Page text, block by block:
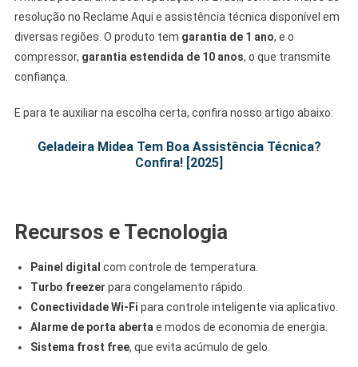
resolução no Reclame Aqui e assistência técnica disponível em
diversas regiões. O produto tem garantia de 1 ano, e o
compressor, garantia estendida de 10 anos, o que transmite
confiança.
E para te auxiliar na escolha certa, confira nosso artigo abaixo:
Geladeira Midea Tem Boa Assistência Técnica?
Confira! [2025]
Recursos e Tecnologia
Painel digital com controle de temperatura.
Turbo freezer para congelamento rápido.
Conectividade Wi-Fi para controle inteligente via aplicativo.
Alarme de porta abertae modos de economia de energia.
Sistema frost free, que evita acúmulo de gelo.